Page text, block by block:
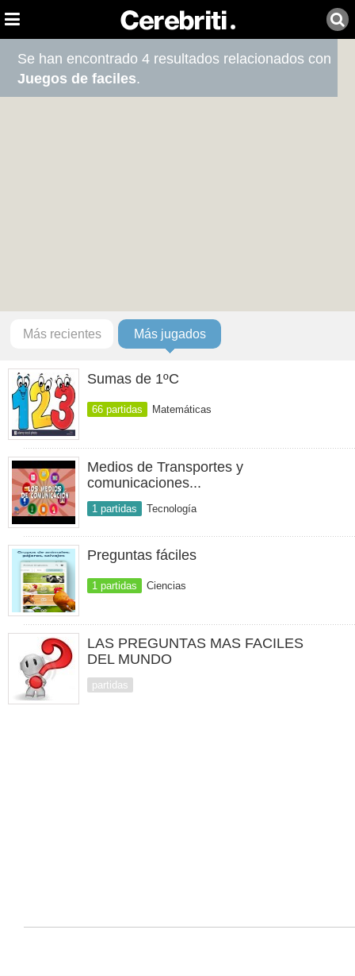
Se han encontrado 4 resultados relacionados con
Juegos de faciles.
Más recientes Más jugados
Sumas de 1ºC
66 partidas Matemáticas
Medios de Transportes y
comunicaciones...
1 partidas Tecnología
Preguntas fáciles
1 partidas Ciencias
LAS PREGUNTAS MAS FACILES
DEL MUNDO
partidas